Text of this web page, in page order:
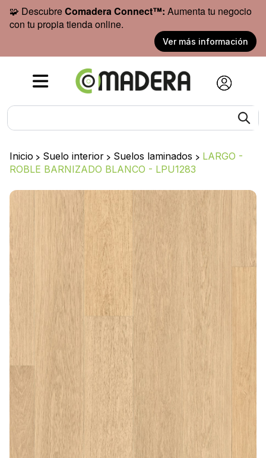
🧩 DescubreComadera Connect™: Aumenta tu negocio
con tu propia tienda online.
Ver más información
Inicio > Suelo interior > Suelos laminados > LARGO -
ROBLE BARNIZADO BLANCO - LPU1283